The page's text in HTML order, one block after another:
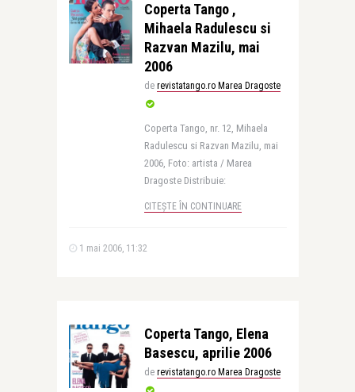
Coperta Tango ,
Mihaela Radulescu si
Razvan Mazilu, mai
2006
de revistatango.ro Marea Dragoste
Coperta Tango, nr. 12, Mihaela
Radulescu si Razvan Mazilu, mai
2006, Foto: artista / Marea
Dragoste Distribuie:
CITEȘTE ÎN CONTINUARE
1 mai 2006, 11:32
Coperta Tango, Elena
Basescu, aprilie 2006
de revistatango.ro Marea Dragoste